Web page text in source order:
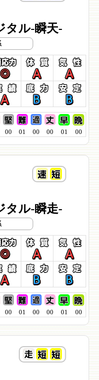
タル-瞬天-
00 01 00 00 01 00
タル-瞬走-
00 01 00 00 01 00